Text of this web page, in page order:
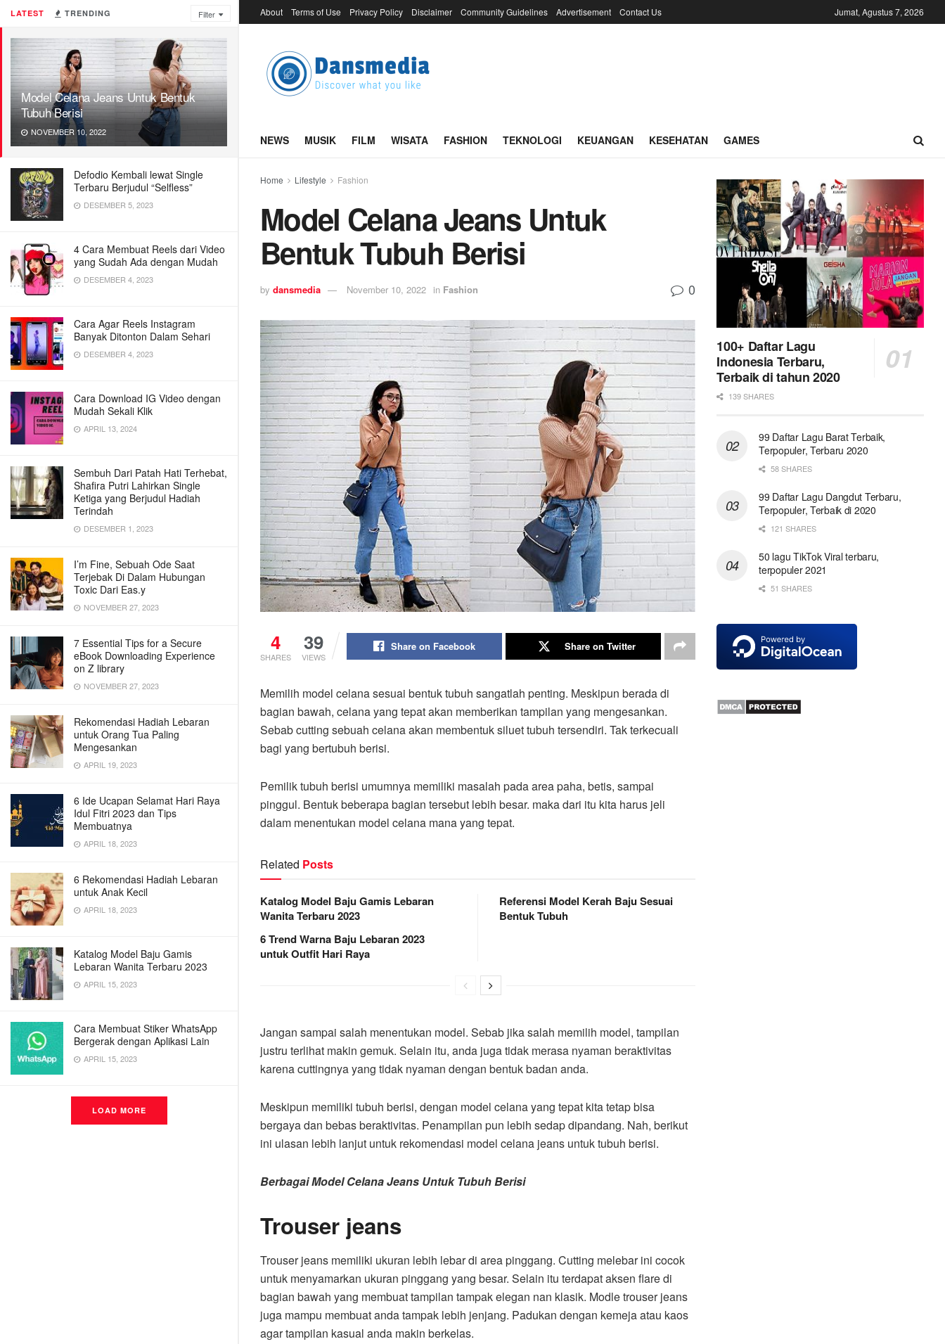
LATEST TRENDING Filter
Model Celana Jeans Untuk Bentuk
Tubuh Berisi
NOVEMBER 10, 2022
Defodio Kembali lewat Single
Terbaru Berjudul “Selfless”
DESEMBER 5, 2023
4 Cara Membuat Reels dari Video
yang Sudah Ada dengan Mudah
DESEMBER 4, 2023
Cara Agar Reels Instagram
Banyak Ditonton Dalam Sehari
DESEMBER 4, 2023
Cara Download IG Video dengan
Mudah Sekali Klik
APRIL 13, 2024
Sembuh Dari Patah Hati Terhebat,
Shafira Putri Lahirkan Single
Ketiga yang Berjudul Hadiah
Terindah
DESEMBER 1, 2023
I’m Fine, Sebuah Ode Saat
Terjebak Di Dalam Hubungan
Toxic Dari Eas.y
NOVEMBER 27, 2023
7 Essential Tips for a Secure
eBook Downloading Experience
on Z library
NOVEMBER 27, 2023
Rekomendasi Hadiah Lebaran
untuk Orang Tua Paling
Mengesankan
APRIL 19, 2023
6 Ide Ucapan Selamat Hari Raya
Idul Fitri 2023 dan Tips
Membuatnya
APRIL 18, 2023
6 Rekomendasi Hadiah Lebaran
untuk Anak Kecil
APRIL 18, 2023
Katalog Model Baju Gamis
Lebaran Wanita Terbaru 2023
APRIL 15, 2023
Cara Membuat Stiker WhatsApp
Bergerak dengan Aplikasi Lain
APRIL 15, 2023
LOAD MORE
About Terms of Use Privacy Policy Disclaimer Community Guidelines Advertisement Contact Us Jumat, Agustus 7, 2026
NEWS MUSIK FILM WISATA FASHION TEKNOLOGI KEUANGAN KESEHATAN GAMES
Home Lifestyle Fashion
Model Celana Jeans Untuk
Bentuk Tubuh Berisi
by dansmedia November 10, 2022 in Fashion 0
4
SHARES
39
VIEWS
Share on Facebook Share on Twitter
Memilih model celana sesuai bentuk tubuh sangatlah penting. Meskipun berada di
bagian bawah, celana yang tepat akan memberikan tampilan yang mengesankan.
Sebab cutting sebuah celana akan membentuk siluet tubuh tersendiri. Tak terkecuali
bagi yang bertubuh berisi.
Pemilik tubuh berisi umumnya memiliki masalah pada area paha, betis, sampai
pinggul. Bentuk beberapa bagian tersebut lebih besar. maka dari itu kita harus jeli
dalam menentukan model celana mana yang tepat.
Related Posts
Katalog Model Baju Gamis Lebaran
Wanita Terbaru 2023
6 Trend Warna Baju Lebaran 2023
untuk Outfit Hari Raya
Referensi Model Kerah Baju Sesuai
Bentuk Tubuh
Jangan sampai salah menentukan model. Sebab jika salah memilih model, tampilan
justru terlihat makin gemuk. Selain itu, anda juga tidak merasa nyaman beraktivitas
karena cuttingnya yang tidak nyaman dengan bentuk badan anda.
Meskipun memiliki tubuh berisi, dengan model celana yang tepat kita tetap bisa
bergaya dan bebas beraktivitas. Penampilan pun lebih sedap dipandang. Nah, berikut
ini ulasan lebih lanjut untuk rekomendasi model celana jeans untuk tubuh berisi.
Berbagai Model Celana Jeans Untuk Tubuh Berisi
Trouser jeans
Trouser jeans memiliki ukuran lebih lebar di area pinggang. Cutting melebar ini cocok
untuk menyamarkan ukuran pinggang yang besar. Selain itu terdapat aksen flare di
bagian bawah yang membuat tampilan tampak elegan nan klasik. Modle trouser jeans
juga mampu membuat anda tampak lebih jenjang. Padukan dengan kemeja atau kaos
agar tampilan kasual anda makin berkelas.
100+ Daftar Lagu
Indonesia Terbaru,
Terbaik di tahun 2020
139 SHARES
99 Daftar Lagu Barat Terbaik,
Terpopuler, Terbaru 2020
58 SHARES
99 Daftar Lagu Dangdut Terbaru,
Terpopuler, Terbaik di 2020
121 SHARES
50 lagu TikTok Viral terbaru,
terpopuler 2021
51 SHARES